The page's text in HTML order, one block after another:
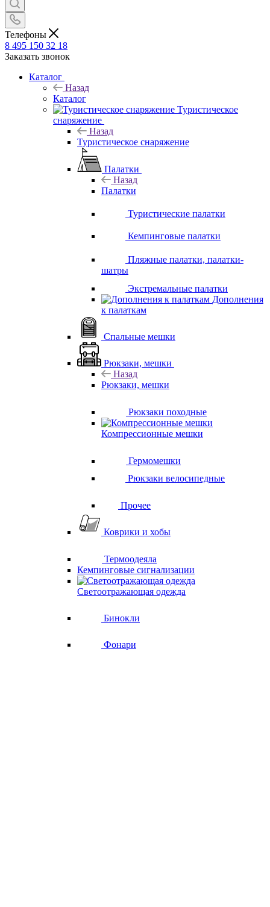
Телефоны
8 495 150 32 18
Заказать звонок
Каталог
Назад
Каталог
Туристическое
снаряжение
Назад
Туристическое снаряжение
Палатки
Назад
Палатки
Туристические палатки
Кемпинговые палатки
Пляжные палатки, палатки-
шатры
Экстремальные палатки
Дополнения
к палаткам
Спальные мешки
Рюкзаки, мешки
Назад
Рюкзаки, мешки
Рюкзаки походные
Компрессионные мешки
Гермомешки
Рюкзаки велосипедные
Прочее
Коврики и хобы
Термоодеяла
Кемпинговые сигнализации
Светоотражающая одежда
Бинокли
Фонари